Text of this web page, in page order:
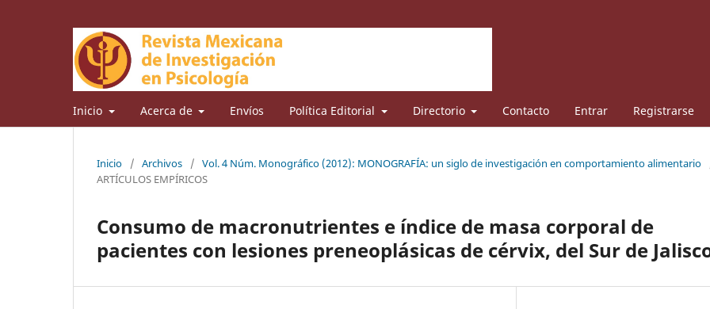
Inicio Acerca de Envíos Política Editorial Directorio Contacto Entrar Registrarse
Inicio / Archivos / Vol. 4 Núm. Monográfico (2012): MONOGRAFÍA: un siglo de investigación en comportamiento alimentario
ARTÍCULOS EMPÍRICOS
Consumo de macronutrientes e índice de masa corporal de
pacientes con lesiones preneoplásicas de cérvix, del Sur de